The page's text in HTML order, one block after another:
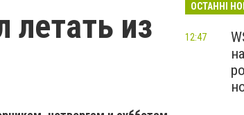
летать из
ОСТАННІ
12:47